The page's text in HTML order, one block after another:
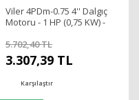
Viler 4PDm-0.75 4'' Dalgıç
Motoru - 1 HP (0,75 KW) -
5.702,40 TL
3.307,39 TL
Karşılaştır